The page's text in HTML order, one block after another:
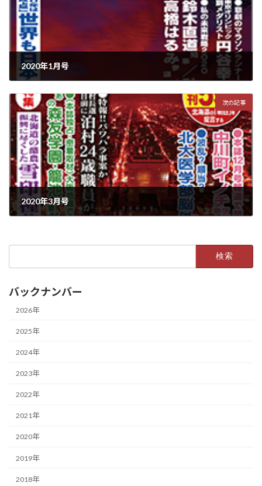
2020年1月号
次の記事
2020年3月号
バックナンバー
2026年
2025年
2024年
2023年
2022年
2021年
2020年
2019年
2018年